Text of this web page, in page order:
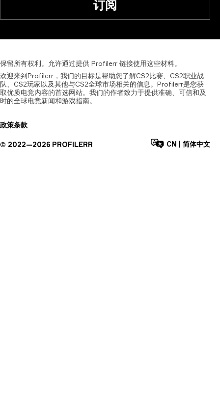
订阅
保留所有权利。允许通过提供 Profilerr 链接使用这些材料。
欢迎来到Profilerr，我们的目标是帮助您了解CS2比赛、CS2职业战
队、CS2玩家以及其他与CS2全球市场相关的信息。Profilerr是您获
取优质电竞内容的首选网站。我们的作者致力于提供准确、可信和及
时的全球电竞新闻和游戏指南。
政策条款
© 2022—2026 PROFILERR CN 简体中文